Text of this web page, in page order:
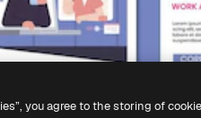
you agree to the storing of